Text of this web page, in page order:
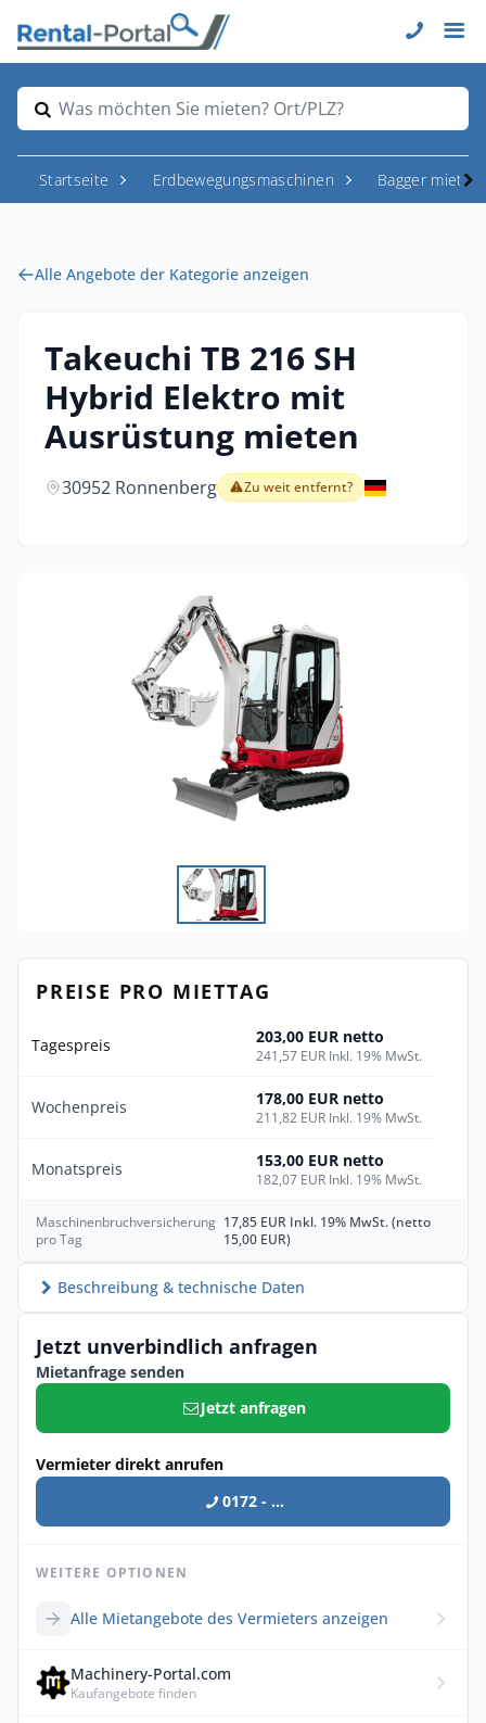
Was möchten Sie mieten? Ort/PLZ?
Startseite Erdbewegungsmaschinen Bagger mieten
Alle Angebote der Kategorie anzeigen
Takeuchi TB 216 SH
Hybrid Elektro mit
Ausrüstung mieten
30952 Ronnenberg Zu weit entfernt?
PREISE PRO MIETTAG
Tagespreis 203,00 EUR netto
241,57 EUR Inkl. 19% MwSt.
Wochenpreis 178,00 EUR netto
211,82 EUR Inkl. 19% MwSt.
Monatspreis 153,00 EUR netto
182,07 EUR Inkl. 19% MwSt.
Maschinenbruchversicherung
pro Tag
17,85 EUR Inkl. 19% MwSt. (netto
15,00 EUR)
Beschreibung & technische Daten
Jetzt unverbindlich anfragen
Mietanfrage senden
Jetzt anfragen
Vermieter direkt anrufen
0172 - ...
WEITERE OPTIONEN
Alle Mietangebote des Vermieters anzeigen
Machinery-Portal.com
Kaufangebote finden